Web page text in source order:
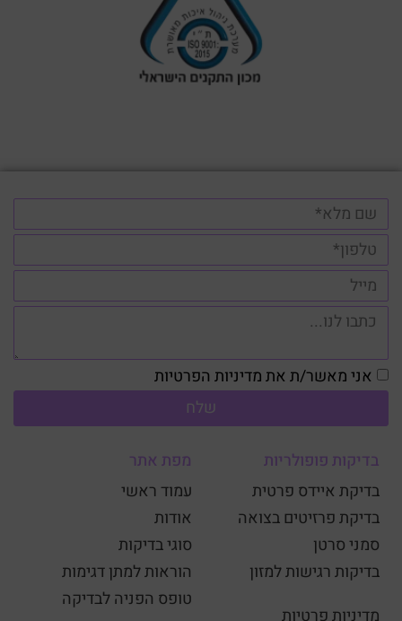
מפת אתר
עמוד ראשי
אודות
סוגי בדיקות
הוראות למתן דגימות
טופס הפניה לבדיקה
בדיקות פופולריות
בדיקת איידס פרטית
בדיקת פרזיטים בצואה
סמני סרטן
בדיקות רגישות למזון
אני מאשר/ת את מדיניות הפרטיות
שלח